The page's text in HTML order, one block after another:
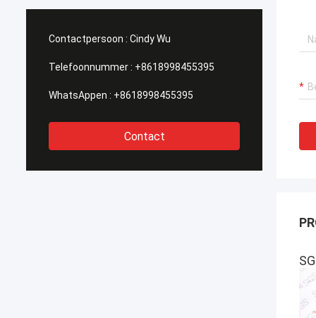
vergunningen en aan de
onderhoudsdiensten aan een
Contactpersoon : Cindy Wu
Telefoonnummer : +8618998455395
WhatsAppen : +8618998455395
Contact